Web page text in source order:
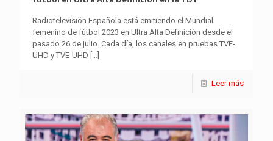
Radiotelevisión Española está emitiendo el Mundial
femenino de fútbol 2023 en Ultra Alta Definición desde el
pasado 26 de julio. Cada día, los canales en pruebas TVE-
UHD y TVE-UHD […]
Leer más